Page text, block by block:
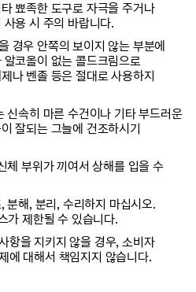
뾰족한 도구로 자극을 주거나
용 시 주의 바랍니다.
경우 안쪽의 보이지 않는 부분에
코올이 없는 콜드크림으로
나 벤졸 등은 절대로 사용하지
신속히 마른 수건이나 기타 부드러운
잘되는 그늘에 건조하시기
체 부위가 끼여서 상해를 입을 수
분해, 분리, 수리하지 마십시오.
가 제한될 수 있습니다.
항을 지키지 않을 경우, 소비자
에 대해서 책임지지 않습니다.